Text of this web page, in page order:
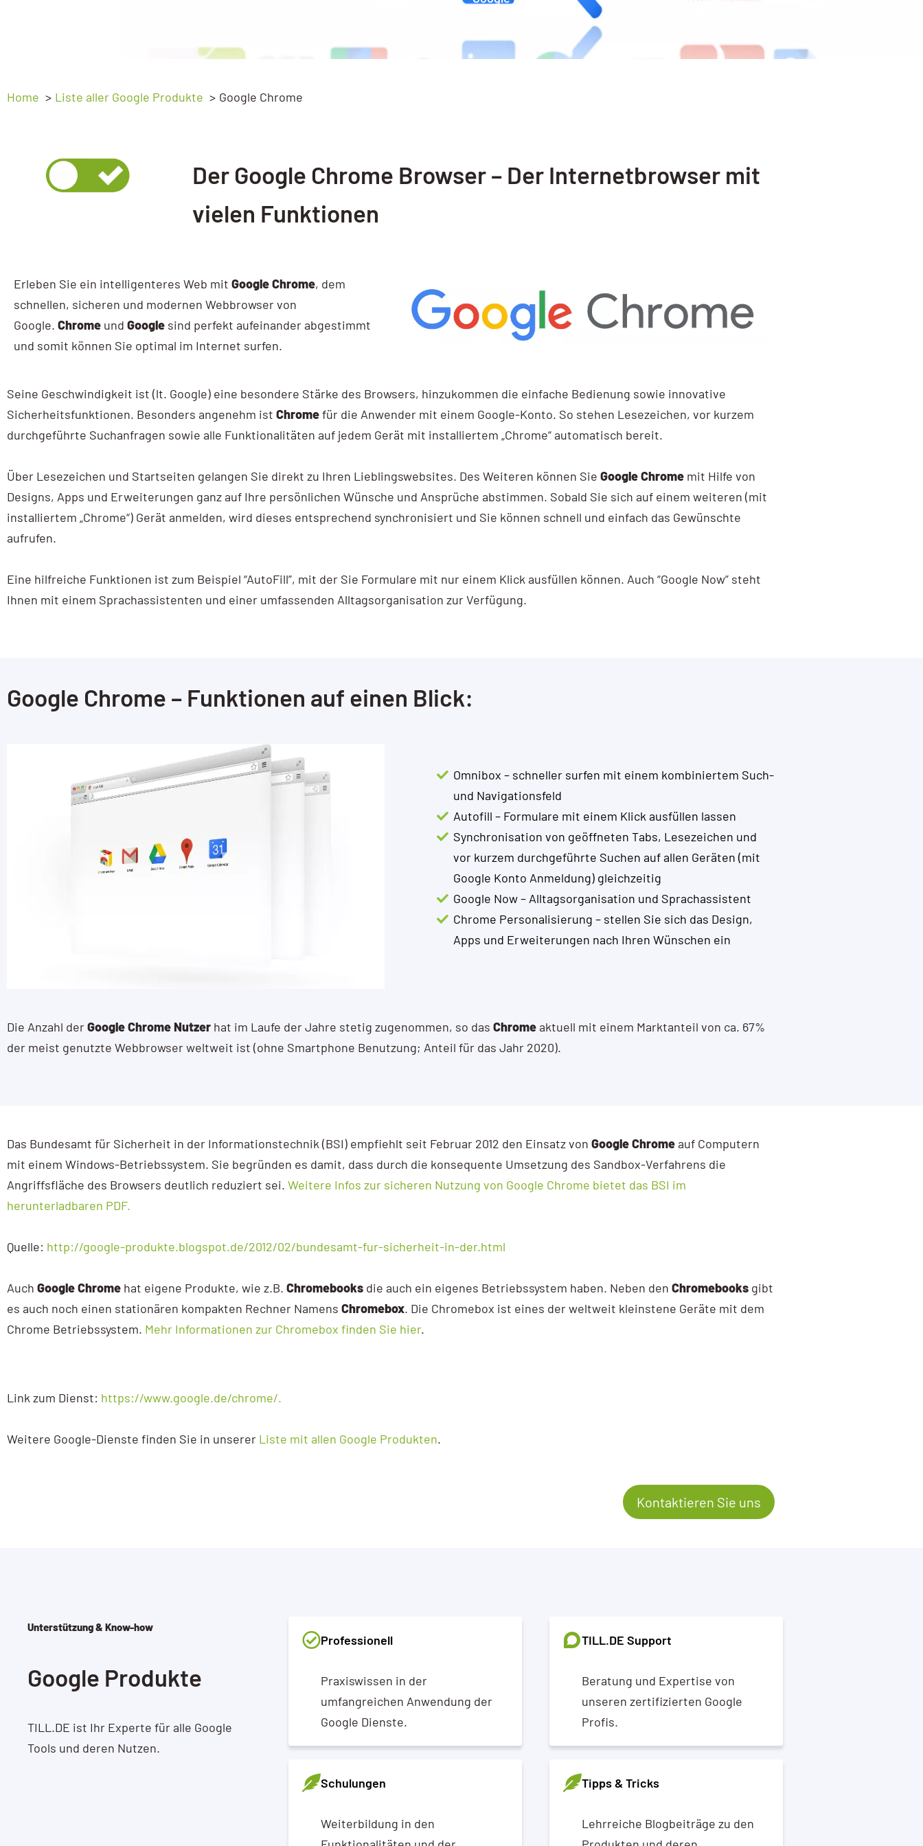
My Business Workshop
GA4 Kompakt
Tag Manager
AI / KI Wissen
KI Prompting
Google NotebookLM
Search vs Chatbot
Data Studio
GEO – SEO für KI
Home Liste aller Google Produkte Google Chrome
Der Google Chrome Browser – Der Internetbrowser mit
vielen Funktionen
Erleben Sie ein intelligenteres Web mit Google Chrome, dem
schnellen, sicheren und modernen Webbrowser von
Google. Chrome und Google sind perfekt aufeinander abgestimmt
und somit können Sie optimal im Internet surfen.
Seine Geschwindigkeit ist (lt. Google) eine besondere Stärke des Browsers, hinzukommen die einfache Bedienung sowie innovative
Sicherheitsfunktionen. Besonders angenehm ist Chromefür die Anwender mit einem Google-Konto. So stehen Lesezeichen, vor kurzem
durchgeführte Suchanfragen sowie alle Funktionalitäten auf jedem Gerät mit installiertem „Chrome“ automatisch bereit.
Über Lesezeichen und Startseiten gelangen Sie direkt zu Ihren Lieblingswebsites. Des Weiteren können Sie Google Chrome mit Hilfe von
Designs, Apps und Erweiterungen ganz auf Ihre persönlichen Wünsche und Ansprüche abstimmen. Sobald Sie sich auf einem weiteren (mit
installiertem „Chrome“) Gerät anmelden, wird dieses entsprechend synchronisiert und Sie können schnell und einfach das Gewünschte
aufrufen.
Eine hilfreiche Funktionen ist zum Beispiel “AutoFill”, mit der Sie Formulare mit nur einem Klick ausfüllen können. Auch “Google Now” steht
Ihnen mit einem Sprachassistenten und einer umfassenden Alltagsorganisation zur Verfügung.
Google Chrome – Funktionen auf einen Blick:
Omnibox – schneller surfen mit einem kombiniertem Such-
und Navigationsfeld
Autofill – Formulare mit einem Klick ausfüllen lassen
Synchronisation von geöffneten Tabs, Lesezeichen und
vor kurzem durchgeführte Suchen auf allen Geräten (mit
Google Konto Anmeldung) gleichzeitig
Google Now – Alltagsorganisation und Sprachassistent
Chrome Personalisierung – stellen Sie sich das Design,
Apps und Erweiterungen nach Ihren Wünschen ein
Die Anzahl derGoogle Chrome Nutzer hat im Laufe der Jahre stetig zugenommen, so das Chromeaktuell mit einem Marktanteil von ca. 67%
der meist genutzte Webbrowser weltweit ist (ohne Smartphone Benutzung; Anteil für das Jahr 2020).
Das Bundesamt für Sicherheit in der Informationstechnik (BSI) empfiehlt seit Februar 2012 den Einsatz von Google Chromeauf Computern
mit einem Windows-Betriebssystem. Sie begründen es damit, dass durch die konsequente Umsetzung des Sandbox-Verfahrens die
Angriffsfläche des Browsers deutlich reduziert sei. Weitere Infos zur sicheren Nutzung von Google Chrome bietet das BSI im
herunterladbaren PDF.
Quelle: http://google-produkte.blogspot.de/2012/02/bundesamt-fur-sicherheit-in-der.html
Auch Google Chrome hat eigene Produkte, wie z.B. Chromebooks die auch ein eigenes Betriebssystem haben. Neben den Chromebooks gibt
es auch noch einen stationären kompakten Rechner Namens Chromebox. Die Chromebox ist eines der weltweit kleinstene Geräte mit dem
Chrome Betriebssystem. Mehr Informationen zur Chromebox finden Sie hier.
Link zum Dienst: https://www.google.de/chrome/.
Weitere Google-Dienste finden Sie in unserer Liste mit allen Google Produkten.
Kontaktieren Sie uns
Unterstützung & Know-how
Google Produkte
TILL.DE ist Ihr Experte für alle Google
Tools und deren Nutzen.
Professionell
Praxiswissen in der
umfangreichen Anwendung der
Google Dienste.
Schulungen
Weiterbildung in den
TILL.DE Support
Beratung und Expertise von
unseren zertifizierten Google
Profis.
Tipps & Tricks
Lehrreiche Blogbeiträge zu den